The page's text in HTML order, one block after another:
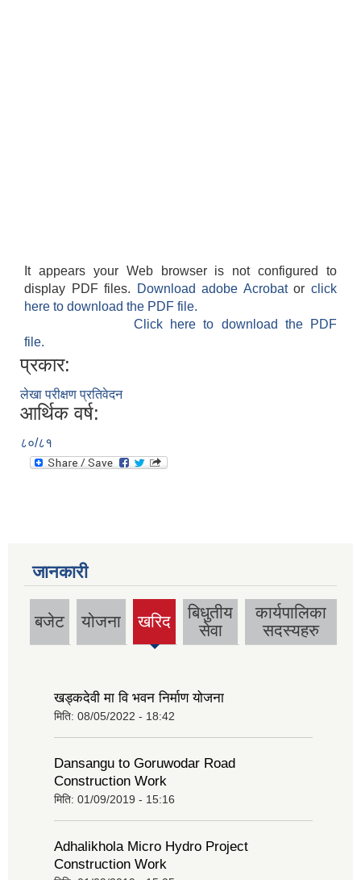
It appears your Web browser is not configured to
display PDF files.
Download adobe Acrobatorclick
here to download the PDF file.
Click here to download the PDF
file.
प्रकार:
लेखा परीक्षण प्रतिवेदन
आर्थिक वर्ष:
८०/८१
जानकारी
बजेट योजना खरिद
(active
tab)
बिधुतीय
सेवा
कार्यपालिका
सदस्यहरु
खड्कदेवी मा वि भवन निर्माण योजना
मिति: 08/05/2022 - 18:42
Dansangu to Goruwodar Road
Construction Work
मिति: 01/09/2019 - 15:16
Adhalikhola Micro Hydro Project
Construction Work